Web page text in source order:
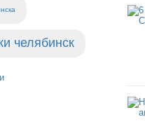
челябинск